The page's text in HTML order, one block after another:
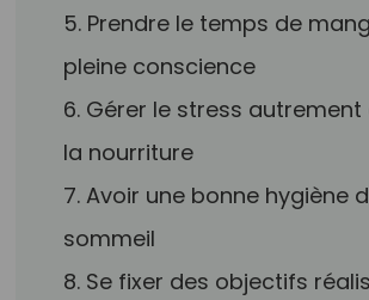
5. Prendre le temps de
pleine conscience
6. Gérer le stress
la nourriture
7. Avoir une bonne hygiène
sommeil
8. Se fixer des objectifs